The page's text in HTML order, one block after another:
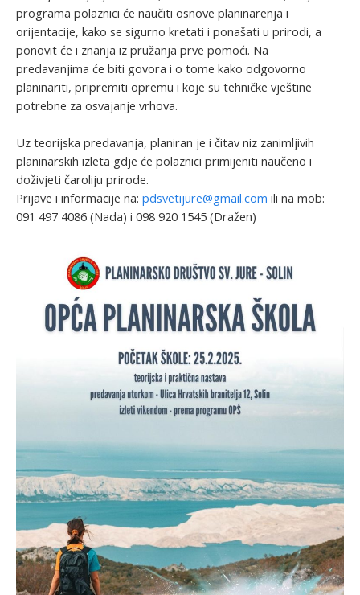
programa polaznici će naučiti osnove planinarenja i
orijentacije, kako se sigurno kretati i ponašati u prirodi, a
ponovit će i znanja iz pružanja prve pomoći. Na
predavanjima će biti govora i o tome kako odgovorno
planinariti, pripremiti opremu i koje su tehničke vještine
potrebne za osvajanje vrhova.
Uz teorijska predavanja, planiran je i čitav niz zanimljivih
planinarskih izleta gdje će polaznici primijeniti naučeno i
doživjeti čaroliju prirode.
Prijave i informacije na: pdsvetijure@gmail.com ili na mob:
091 497 4086 (Nada) i 098 920 1545 (Dražen)